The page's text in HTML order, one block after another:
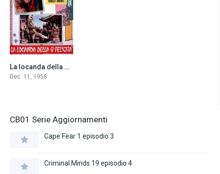
7.3
La locanda della sesta felicità (1958)
Dec. 11, 1958
CB01 Serie Aggiornamenti
Cape Fear 1 episodio 3
Criminal Minds 19 episodio 4